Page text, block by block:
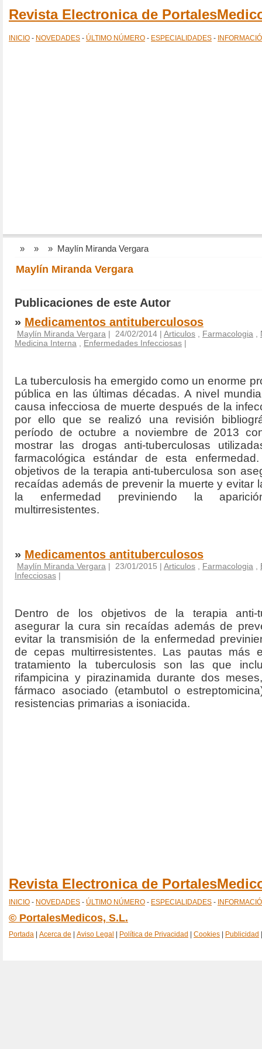
Revista Electronica de
INICIO - NOVEDADES - ÚLTIMO NÚMERO - ESPECIALIDADES -
» » » Maylín Miranda Vergara
Maylín Miranda Vergara
Publicaciones de este Autor
» Medicamentos antituberculosos
Maylín Miranda Vergara | 24/02/2014 | Articulos Farmacologia
Medicina Interna
Enfermedades Infecciosas |
La tuberculosis ha emergido como un enorme
pública en las últimas décadas. A nivel
causa infecciosa de muerte después de la
por ello que se realizó una revisión
período de octubre a noviembre de 2013
mostrar las drogas anti-tuberculosas
farmacológica estándar de esta
objetivos de la terapia anti-tuberculosa son
recaídas además de prevenir la muerte y evitar
la enfermedad previniendo la
multirresistentes.
» Medicamentos antituberculosos
Maylín Miranda Vergara | 23/01/2015 | Articulos Farmacologia
Infecciosas |
Dentro de los objetivos de la terapia anti-
asegurar la cura sin recaídas además de
evitar la transmisión de la enfermedad
de cepas multirresistentes. Las pautas más
tratamiento la tuberculosis son las que
rifampicina y pirazinamida durante dos
fármaco asociado (etambutol o
resistencias primarias a isoniacida.
Revista Electronica de
INICIO - NOVEDADES - ÚLTIMO NÚMERO - ESPECIALIDADES -
© PortalesMedicos, S.L.
Portada Acerca de Aviso Legal Política de Privacidad Cookies Publicidad